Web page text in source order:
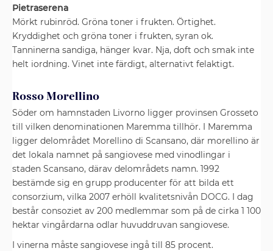
Pietraserena
Mörkt rubinröd. Gröna toner i frukten. Örtighet.
Kryddighet och gröna toner i frukten, syran ok.
Tanninerna sandiga, hänger kvar. Nja, doft och smak inte
helt iordning. Vinet inte färdigt, alternativt felaktigt.
Rosso Morellino
Söder om hamnstaden Livorno ligger provinsen Grosseto
till vilken denominationen Maremma tillhör. I Maremma
ligger delområdet Morellino di Scansano, där morellino är
det lokala namnet på sangiovese med vinodlingar i
staden Scansano, därav delområdets namn. 1992
bestämde sig en grupp producenter för att bilda ett
consorzium, vilka 2007 erhöll kvalitetsnivån DOCG. I dag
består consoziet av 200 medlemmar som på de cirka 1 100
hektar vingårdarna odlar huvuddruvan sangiovese.
I vinerna måste sangiovese ingå till 85 procent.